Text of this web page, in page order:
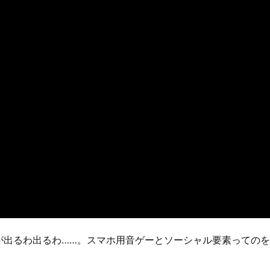
るわ出るわ……。スマホ用音ゲーとソーシャル要素っての